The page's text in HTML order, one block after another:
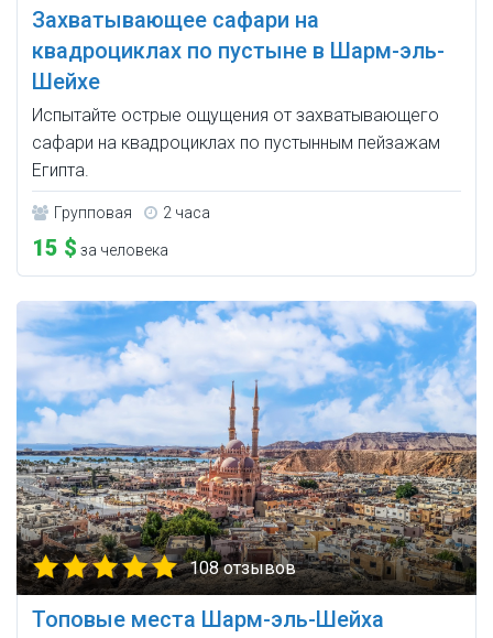
Захватывающее сафари на
квадроциклах по пустыне в Шарм-эль-
Шейхе
Испытайте острые ощущения от захватывающего
сафари на квадроциклах по пустынным пейзажам
Египта.
Групповая 2 часа
15 $ за человека
108 отзывов
Топовые места Шарм-эль-Шейха